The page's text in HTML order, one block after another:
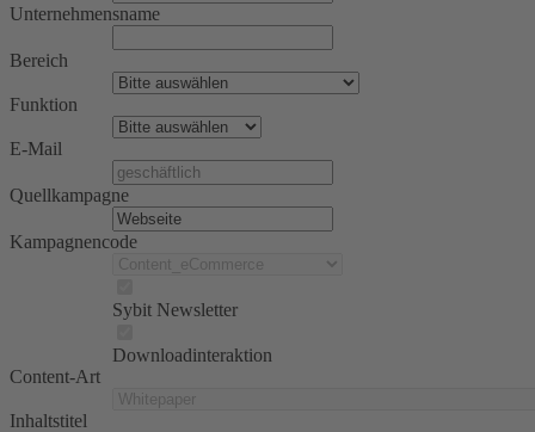
Unternehmensname
Bereich
Funktion
E-Mail
Quellkampagne
Kampagnencode
Sybit Newsletter
Downloadinteraktion
Content-Art
Inhaltstitel